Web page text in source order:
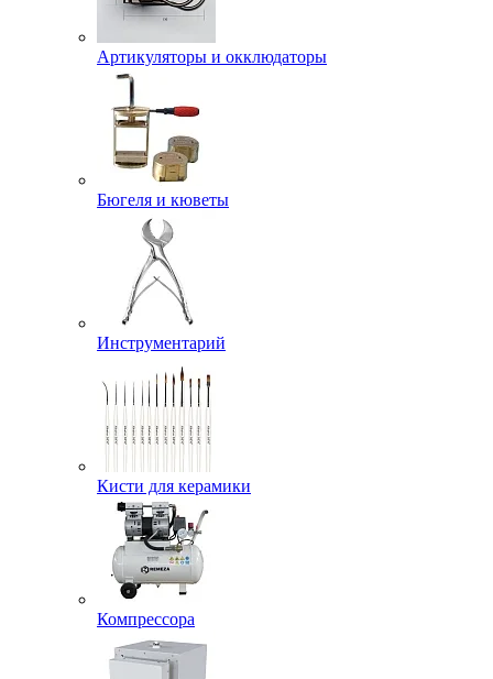
Артикуляторы и окклюдаторы
Бюгеля и кюветы
Инструментарий
Кисти для керамики
Компрессора